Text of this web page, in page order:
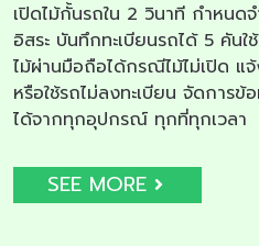
เปิดไม้กั้นรถใน 2 วินาที กำหนด
อิสระ บันทึกทะเบียนรถได้ 5 คัน
ไม้ผ่านมือถือได้กรณีไม้ไม่เปิด แ
หรือใช้รถไม่ลงทะเบียน จัดการ
ได้จากทุกอุปกรณ์ ทุกที่ทุกเวลา
SEE MORE